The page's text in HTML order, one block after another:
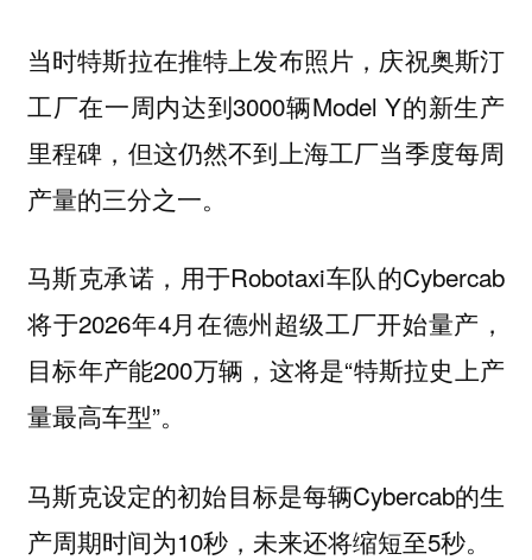
当时特斯拉在推特上发布照片，庆祝奥斯汀
工厂在一周内达到3000辆Model Y的新生产
里程碑，但这仍然不到上海工厂当季度每周
产量的三分之一。
马斯克承诺，用于Robotaxi车队的Cybercab
将于2026年4月在德州超级工厂开始量产，
目标年产能200万辆，这将是“特斯拉史上产
量最高车型”。
马斯克设定的初始目标是每辆Cybercab的生
产周期时间为10秒，未来还将缩短至5秒。